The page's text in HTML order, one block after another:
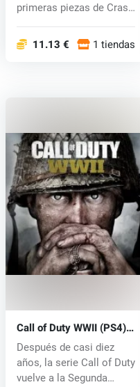
primeras piezas de Crash
11.13 € 1 tiendas
Call of Duty WWII (PS4)
key
Después de casi diez
años, la serie Call of Duty
vuelve a la Segunda